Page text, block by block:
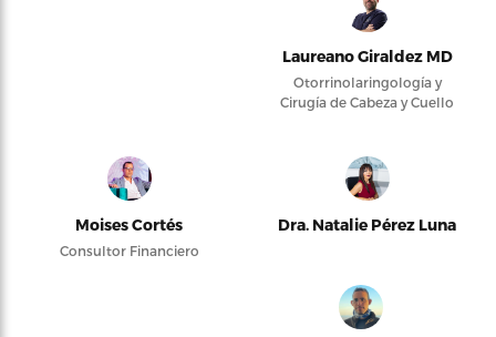
Laureano Giraldez MD
Otorrinolaringología y
Cirugía de Cabeza y Cuello
Moises Cortés
Consultor Financiero
Dra. Natalie Pérez Luna